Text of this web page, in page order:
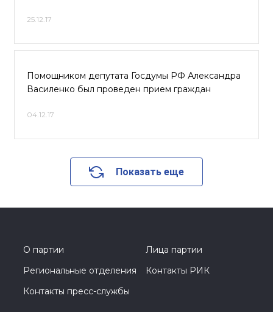
25.12.17
Помощником депутата Госдумы РФ Александра
Василенко был проведен прием граждан
04.12.17
Показать еще
О партии
Лица партии
Региональные отделения
Контакты РИК
Контакты пресс-службы